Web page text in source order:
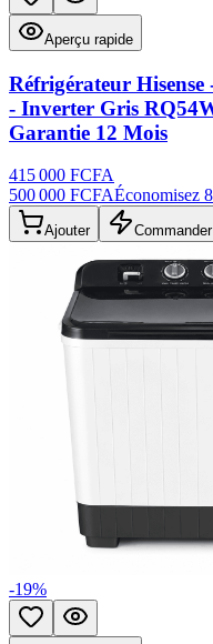
Aperçu rapide
Réfrigérateur Hisense
- Inverter Gris
Garantie 12 Mois
415 000 FCFA
500 000 FCFAÉconomisez
Ajouter Commander
-19%
Ajouter aux favoris